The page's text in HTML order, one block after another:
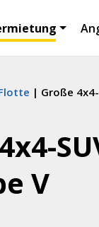
Große
V